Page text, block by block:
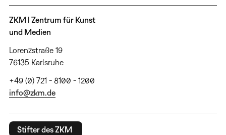
ZKM | Zentrum für Kunst
und Medien
Lorenzstraße 19
76135 Karlsruhe
+49 (0) 721 - 8100 - 1200
info@zkm.de
Stifter des ZKM